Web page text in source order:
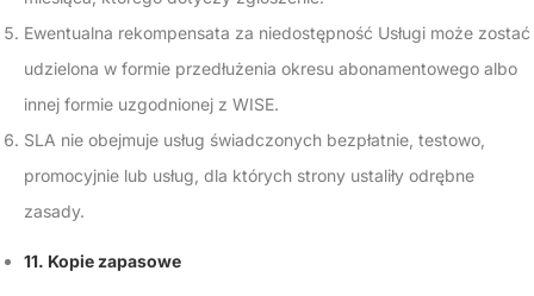
Ewentualna rekompensata za niedostępność Usługi może zostać
udzielona w formie przedłużenia okresu abonamentowego albo
innej formie uzgodnionej z WISE.
SLA nie obejmuje usług świadczonych bezpłatnie, testowo,
promocyjnie lub usług, dla których strony ustaliły odrębne
zasady.
11. Kopie zapasowe